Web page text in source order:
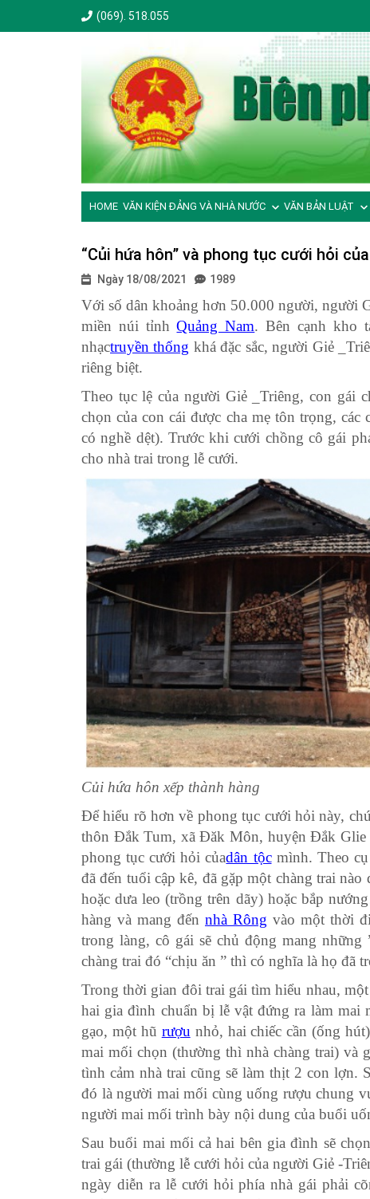
(069). 518.055
HOME VĂN KIỆN ĐẢNG VÀ NHÀ NƯỚC VĂN BẢN LUẬT
“Củi hứa hôn” và phong tục cưới hỏi
Ngày 18/08/2021 1989
Với số dân khoảng hơn 50.000 người, người
miền núi tỉnhQuảng Nam. Bên cạnh kho
nhạctruyền thống khá đặc sắc, người Giẻ
riêng biệt.
Theo tục lệ của người Giẻ _Triêng, con gái
chọn của con cái được cha mẹ tôn trọng,
có nghề dệt). Trước khi cưới chồng cô gái
cho nhà trai trong lễ cưới.
Củi hứa hôn xếp thành hàng
Để hiểu rõ hơn về phong tục cưới hỏi này,
thôn Đắk Tum, xã Đăk Môn, huyện Đắk
phong tục cưới hỏi củadân tộcmình. Theo
đã đến tuổi cập kê, đã gặp một chàng trai
hoặc dưa leo (trồng trên dãy) hoặc bắp
hàng và mang đến nhà Rông vào một thời
trong làng, cô gái sẽ chủ động mang
chàng trai đó “chịu ăn ” thì có nghĩa là họ đã
Trong thời gian đôi trai gái tìm hiểu nhau,
hai gia đình chuẩn bị lễ vật đứng ra làm
gạo, một hũ rượu nhỏ, hai chiếc cần (ống
mai mối chọn (thường thì nhà chàng trai)
tình cảm nhà trai cũng sẽ làm thịt 2 con lợn.
đó là người mai mối cùng uống rượu chung
người mai mối trình bày nội dung của buổi
Sau buổi mai mối cả hai bên gia đình sẽ
trai gái (thường lễ cưới hỏi của người Giẻ -
ngày diễn ra lễ cưới hỏi phía nhà gái phải